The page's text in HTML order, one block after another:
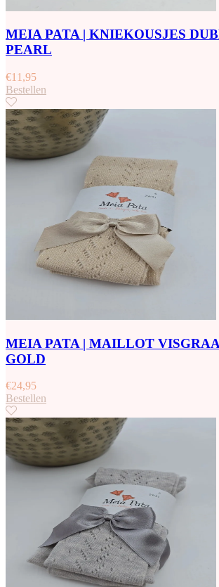
MEIA PATA | KNIEKOUSJES
PEARL
€11,95
Bestellen
MEIA PATA | MAILLOT
GOLD
€24,95
Bestellen